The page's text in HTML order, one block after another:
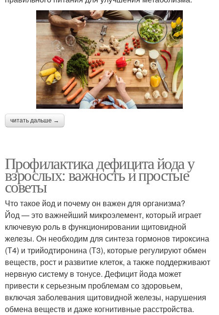
читать дальше →
Профилактика дефицита йода у
взрослых: важность и простые
советы
Что такое йод и почему он важен для организма?
Йод — это важнейший микроэлемент, который играет
ключевую роль в функционировании щитовидной
железы. Он необходим для синтеза гормонов тироксина
(Т4) и трийодтиронина (Т3), которые регулируют обмен
веществ, рост и развитие клеток, а также поддерживают
нервную систему в тонусе. Дефицит йода может
привести к серьезным проблемам со здоровьем,
включая заболевания щитовидной железы, нарушения
обмена веществ и даже когнитивные расстройства.